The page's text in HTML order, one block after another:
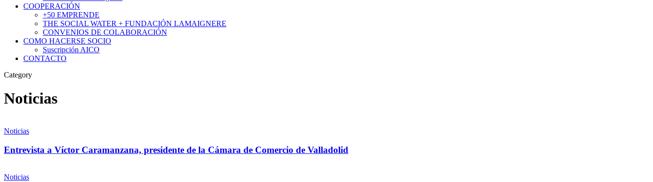
COOPERACIÓN
+50 EMPRENDE
THE SOCIAL WATER + FUNDACIÓN LAMAIGNERE
CONVENIOS DE COLABORACIÓN
COMO HACERSE SOCIO
Suscripción AICO
CONTACTO
Category
Noticias
Noticias
Entrevista a Víctor Caramanzana, presidente de la Cámara de Comercio de Valladolid
Noticias